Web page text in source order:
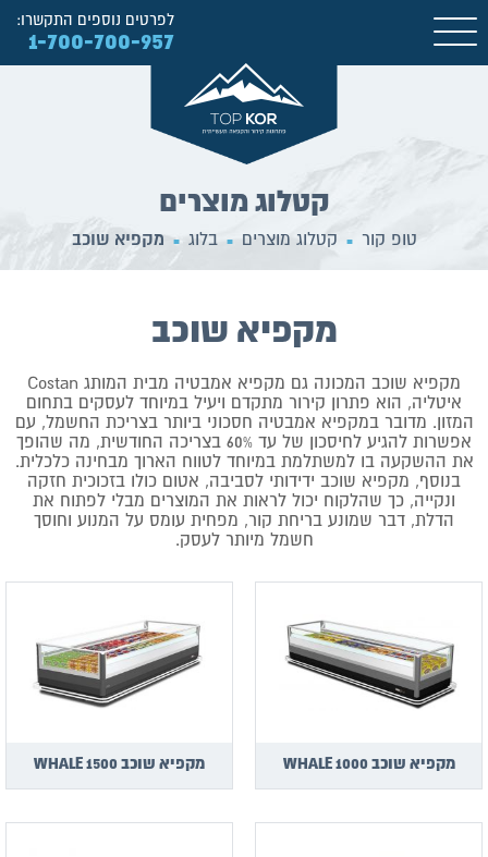
לפרטים נוספים התקשרו:
1-700-700-957
קטלוג מוצרים
טופ קור ■ קטלוג מוצרים ■ בלוג ■ מקפיא שוכב
מקפיא שוכב
מקפיא שוכב המכונה גם מקפיא אמבטיה מבית המותג Costan
איטליה, הוא פתרון קירור מתקדם ויעיל במיוחד לעסקים בתחום
המזון. מדובר במקפיא אמבטיה חסכוני ביותר בצריכת החשמל, עם
אפשרות להגיע לחיסכון של עד 60% בצריכה החודשית, מה שהופך
את ההשקעה בו למשתלמת במיוחד לטווח הארוך מבחינה כלכלית.
בנוסף, מקפיא שוכב ידידותי לסביבה, אטום כולו בזכוכית חזקה
ונקייה, כך שהלקוח יכול לראות את המוצרים מבלי לפתוח את
הדלת, דבר שמונע בריחת קור, מפחית עומס על המנוע וחוסך
חשמל מיותר לעסק.
מקפיא שוכב WHALE 1000 מקפיא שוכב WHALE 1500